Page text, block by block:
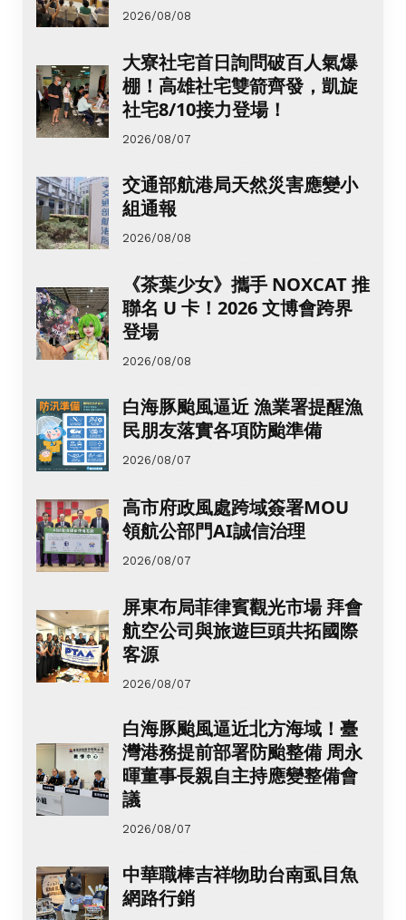
2026/08/08
大寮社宅首日詢問破百人氣爆
棚！高雄社宅雙箭齊發，凱旋
社宅8/10接力登場！
2026/08/07
交通部航港局天然災害應變小
組通報
2026/08/08
《茶葉少女》攜手 NOXCAT 推
聯名 U 卡！2026 文博會跨界
登場
2026/08/08
白海豚颱風逼近 漁業署提醒漁
民朋友落實各項防颱準備
2026/08/07
高市府政風處跨域簽署MOU
領航公部門AI誠信治理
2026/08/07
屏東布局菲律賓觀光市場 拜會
航空公司與旅遊巨頭共拓國際
客源
2026/08/07
白海豚颱風逼近北方海域！臺
灣港務提前部署防颱整備 周永
暉董事長親自主持應變整備會
議
2026/08/07
中華職棒吉祥物助台南虱目魚
網路行銷